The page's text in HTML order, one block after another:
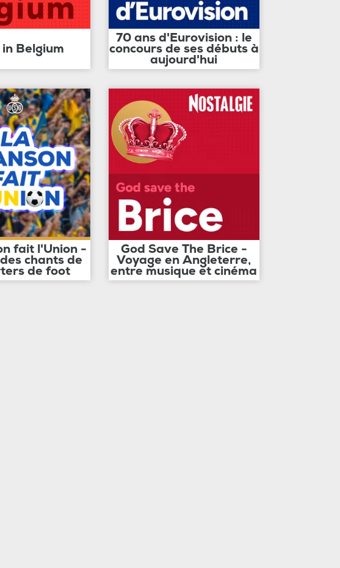
Belgium
70 ans d'Eurovision : le
concours de ses débuts à
aujourd'hui
fait l'Union -
chants de
de foot
God Save The Brice -
Voyage en Angleterre,
entre musique et cinéma